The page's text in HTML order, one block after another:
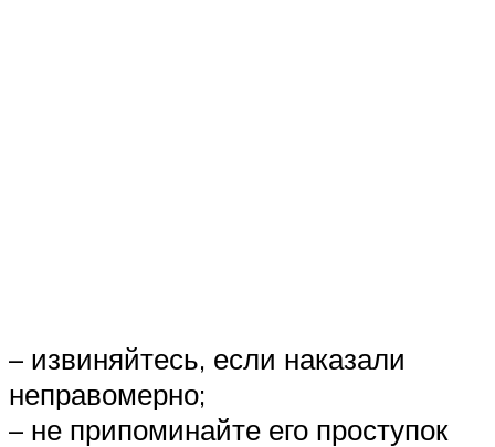
– извиняйтесь, если наказали
неправомерно;
– не припоминайте его проступок